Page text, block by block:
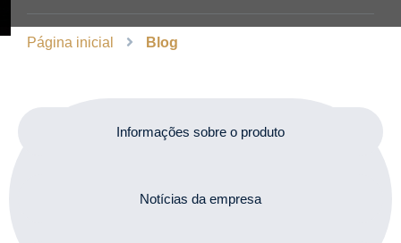
Página inicial Blog
Informações sobre o produto
Notícias da empresa